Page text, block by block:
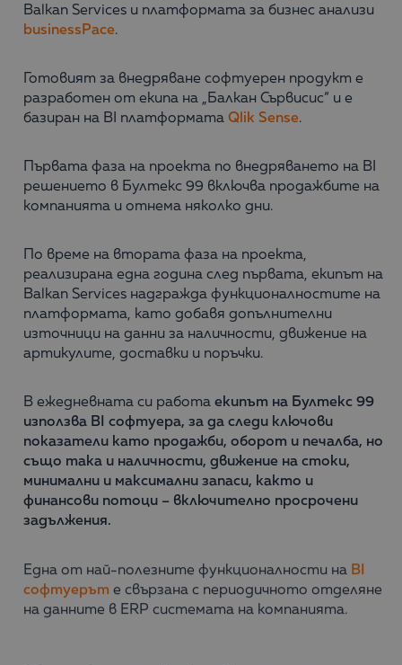
Balkan Services и платформата за бизнес анализи
businessPace.
Готовият за внедряване софтуерен продукт е
разработен от екипа на „Балкан Сървисис“ и е
базиран на BI платформата Qlik Sense.
Първата фаза на проекта по внедряването на BI
решението в Бултекс 99 включва продажбите на
компанията и отнема няколко дни.
По време на втората фаза на проекта,
реализирана една година след първата, екипът на
Balkan Services надгражда функционалностите на
платформата, като добавя допълнителни
източници на данни за наличности, движение на
артикулите, доставки и поръчки.
В ежедневната си работа екипът на Бултекс 99
използва BI софтуера, за да следи ключови
показатели като продажби, оборот и печалба, но
също така и наличности, движение на стоки,
минимални и максимални запаси, както и
финансови потоци – включително просрочени
задължения.
Една от най-полезните функционалности на BI
софтуерът е свързана с периодичното отделяне
на данните в ERP системата на компанията.